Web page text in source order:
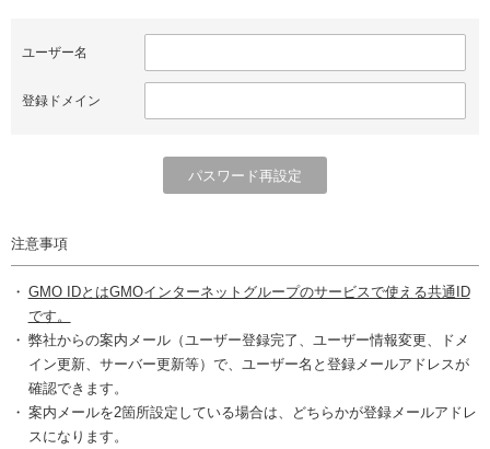
ユーザー名
登録ドメイン
注意事項
GMO IDとはGMOインターネットグループのサービスで使える共通ID
です。
弊社からの案内メール（ユーザー登録完了、ユーザー情報変更、ドメ
イン更新、サーバー更新等）で、ユーザー名と登録メールアドレスが
確認できます。
案内メールを2箇所設定している場合は、どちらかが登録メールアドレ
スになります。